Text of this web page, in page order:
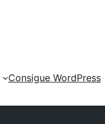
Consigue WordPress